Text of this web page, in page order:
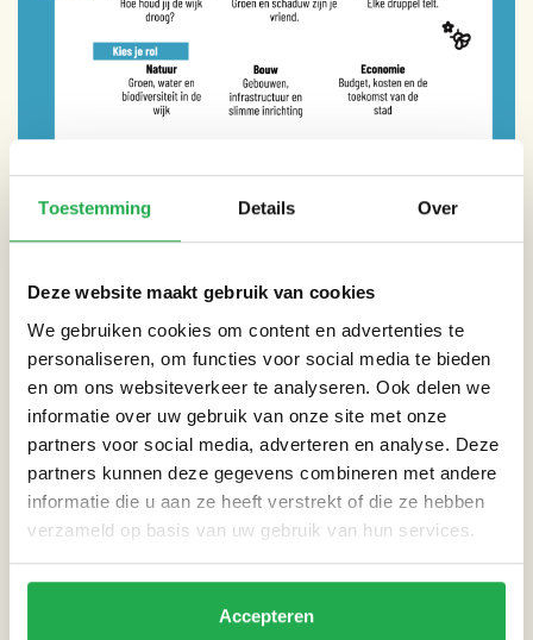
Toestemming Details Over
Deze website maakt gebruik van cookies
We gebruiken cookies om content en advertenties te
personaliseren, om functies voor social media te bieden
en om ons websiteverkeer te analyseren. Ook delen we
informatie over uw gebruik van onze site met onze
partners voor social media, adverteren en analyse. Deze
partners kunnen deze gegevens combineren met andere
informatie die u aan ze heeft verstrekt of die ze hebben
verzameld op basis van uw gebruik van hun services.
Accepteren
Datum: 18-03-2026